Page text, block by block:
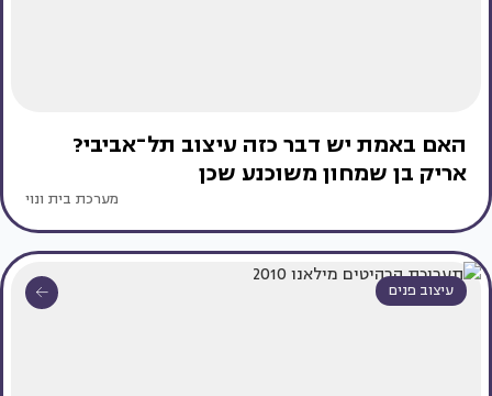
האם באמת יש דבר כזה עיצוב תל־אביבי?
אריק בן שמחון משוכנע שכן
מערכת בית ונוי
עיצוב פנים